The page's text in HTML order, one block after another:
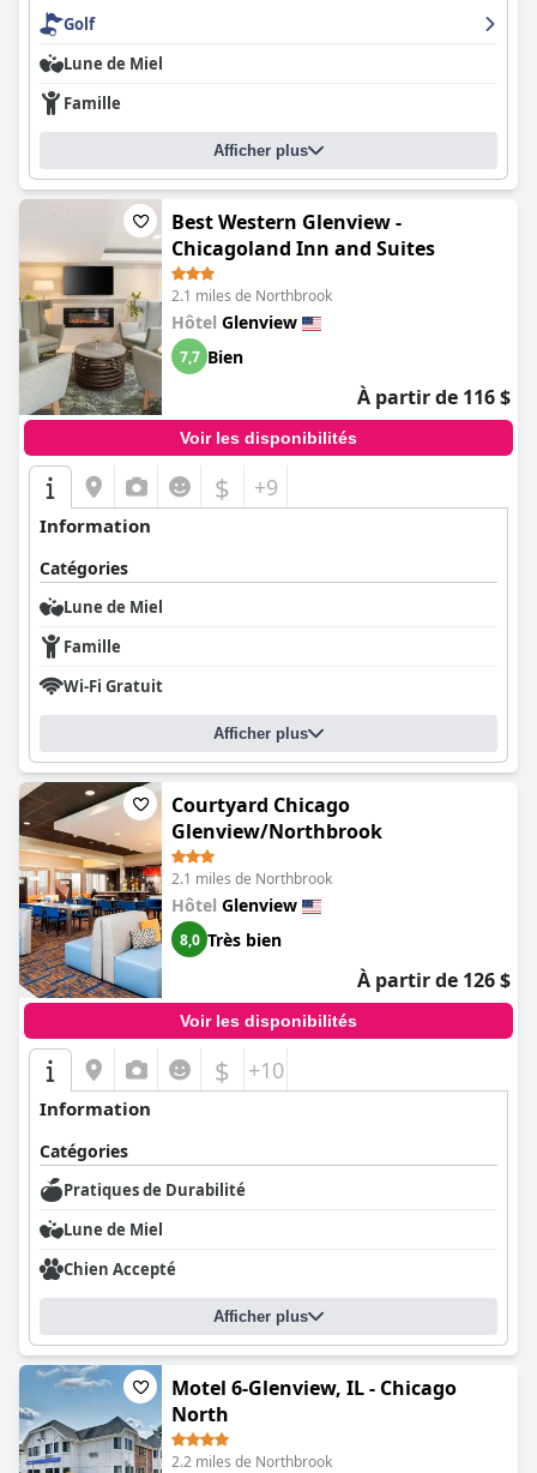
Golf
Lune de Miel
Famille
Afficher plus
Best Western Glenview -
Chicagoland Inn and Suites
2.1 miles de Northbrook
Hôtel Glenview
7,7 Bien
À partir de 116 $
Voir les disponibilités
$ +9
Information
Catégories
Lune de Miel
Famille
Wi-Fi Gratuit
Afficher plus
Courtyard Chicago
Glenview/Northbrook
2.1 miles de Northbrook
Hôtel Glenview
8,0 Très bien
À partir de 126 $
Voir les disponibilités
$ +10
Information
Catégories
Pratiques de Durabilité
Lune de Miel
Chien Accepté
Afficher plus
Motel 6-Glenview, IL - Chicago
North
2.2 miles de Northbrook